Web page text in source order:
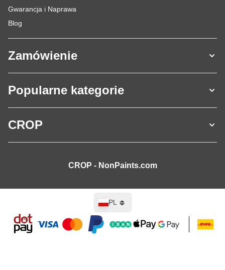
Gwarancja i Naprawa
Blog
Zamówienie
Popularne kategorie
CROP
CROP - NonPaints.com
PL